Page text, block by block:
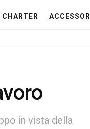
CHARTER ACCESSORI
in vista della